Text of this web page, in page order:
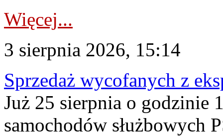
Więcej...
3 sierpnia 2026, 15:14
Sprzedaż wycofanych z
Już 25 sierpnia o godzinie
samochodów służbowych